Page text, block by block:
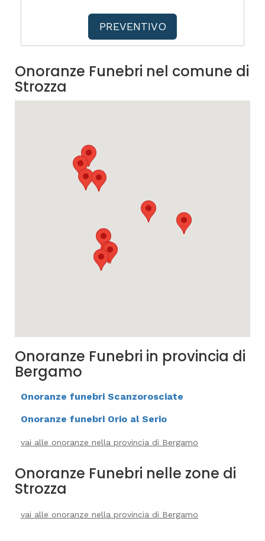
PREVENTIVO
Onoranze Funebri nel comune di
Strozza
Onoranze Funebri in provincia di
Bergamo
Onoranze funebri Scanzorosciate
Onoranze funebri Orio al Serio
vai alle onoranze nella provincia di Bergamo
Onoranze Funebri nelle zone di
Strozza
vai alle onoranze nella provincia di Bergamo